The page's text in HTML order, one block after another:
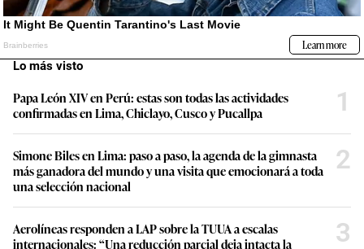
Lo más visto
Papa León XIV en Perú: estas son todas las actividades
confirmadas en Lima, Chiclayo, Cusco y Pucallpa
1
Simone Biles en Lima: paso a paso, la agenda de la gimnasta
más ganadora del mundo y una visita que emocionará a toda
una selección nacional
2
Aerolíneas responden a LAP sobre la TUUA a escalas
internacionales: “Una reducción parcial deja intacta la
3